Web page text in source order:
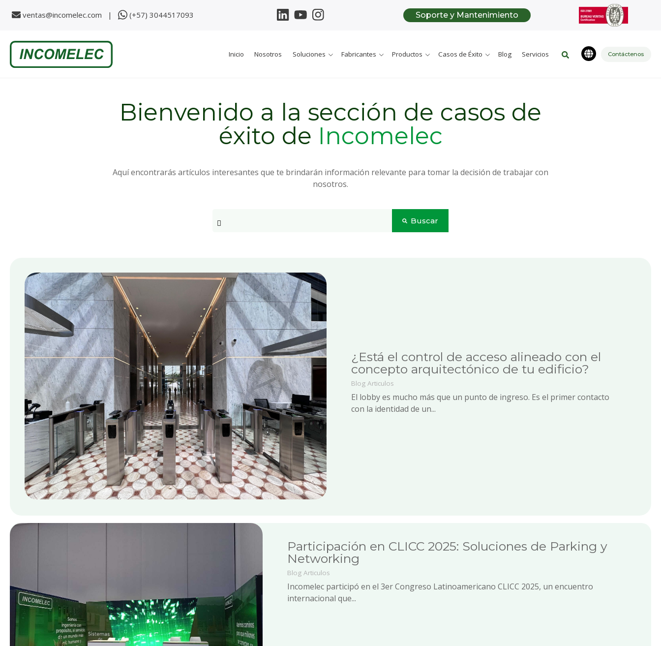
ventas@incomelec.com | (+57) 3044517093 Soporte y Mantenimiento
Inicio Nosotros Soluciones Fabricantes Productos Casos de Éxito Blog Servicios Contáctenos
Este es un campo de
No hay sugerencias
Bienvenido a la sección de casos de
éxito de Incomelec
Aquí encontrarás artículos interesantes que te brindarán información relevante para tomar la decisión de trabajar con
nosotros.
Buscar
¿Está el control de acceso alineado con el
concepto arquitectónico de tu edificio?
Blog Articulos
El lobby es mucho más que un punto de ingreso. Es el primer contacto
con la identidad de un...
Participación en CLICC 2025: Soluciones de Parking y
Networking
Blog Articulos
Incomelec participó en el 3er Congreso Latinoamericano CLICC 2025, un encuentro
internacional que...